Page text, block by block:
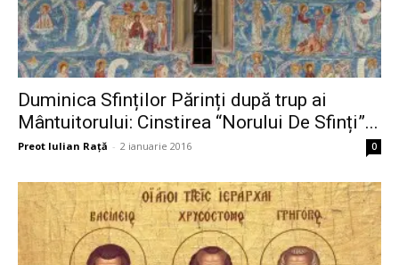
Duminica Sfinților Părinți după trup ai
Mântuitorului: Cinstirea “Norului De Sfinți”...
Preot Iulian Raţă - 2 ianuarie 2016 0